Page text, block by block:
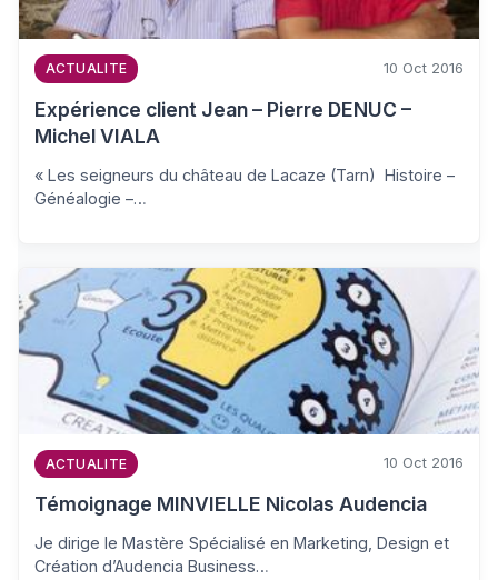
ACTUALITE 10 Oct 2016
Expérience client Jean – Pierre DENUC –
Michel VIALA
« Les seigneurs du château de Lacaze (Tarn) Histoire –
Généalogie –…
ACTUALITE 10 Oct 2016
Témoignage MINVIELLE Nicolas Audencia
Je dirige le Mastère Spécialisé en Marketing, Design et
Création d’Audencia Business…